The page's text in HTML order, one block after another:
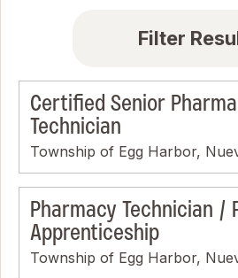
Filter
Certified Senior
Technician
Township of Egg Harbor,
Pharmacy Technician /
Apprenticeship
Township of Egg Harbor,